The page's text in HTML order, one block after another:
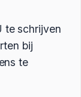
te schrijven
bij
te